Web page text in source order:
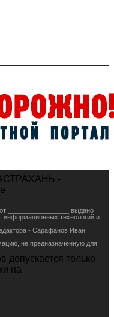
-
_________________ выдано
информационных технологий и
- Сарафанов Иван
не предназначенную для
допускается только
на